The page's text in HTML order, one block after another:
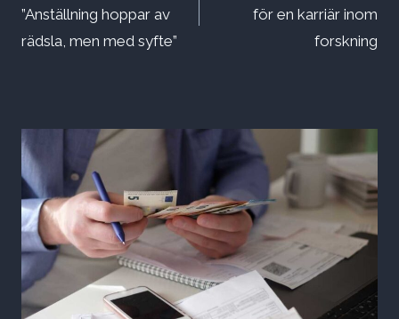
”Anställning hoppar av
rädsla, men med syfte”
för en karriär inom
forskning